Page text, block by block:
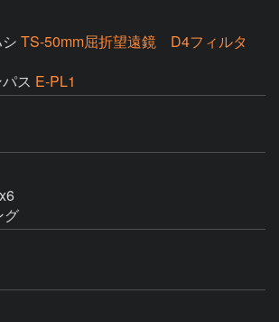
TS-50mm屈折望遠鏡 D4フィルタ
ス E-PL1
グ